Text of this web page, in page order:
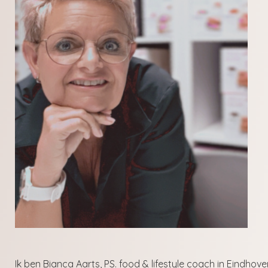
Ik ben Bianca Aarts, PS. food & lifestyle coach in